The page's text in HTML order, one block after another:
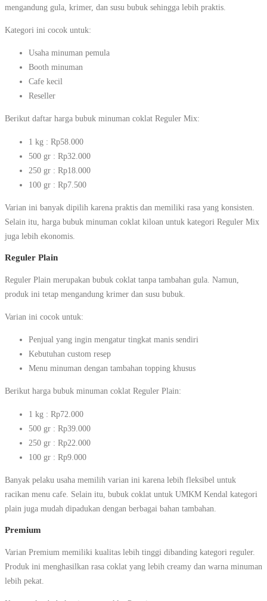
mengandung gula, krimer, dan susu bubuk sehingga lebih praktis.
Kategori ini cocok untuk:
Usaha minuman pemula
Booth minuman
Cafe kecil
Reseller
Berikut daftar harga bubuk minuman coklat Reguler Mix:
1 kg : Rp58.000
500 gr : Rp32.000
250 gr : Rp18.000
100 gr : Rp7.500
Varian ini banyak dipilih karena praktis dan memiliki rasa yang konsisten.
Selain itu, harga bubuk minuman coklat kiloan untuk kategori Reguler Mix
juga lebih ekonomis.
Reguler Plain
Reguler Plain merupakan bubuk coklat tanpa tambahan gula. Namun,
produk ini tetap mengandung krimer dan susu bubuk.
Varian ini cocok untuk:
Penjual yang ingin mengatur tingkat manis sendiri
Kebutuhan custom resep
Menu minuman dengan tambahan topping khusus
Berikut harga bubuk minuman coklat Reguler Plain:
1 kg : Rp72.000
500 gr : Rp39.000
250 gr : Rp22.000
100 gr : Rp9.000
Banyak pelaku usaha memilih varian ini karena lebih fleksibel untuk
racikan menu cafe. Selain itu, bubuk coklat untuk UMKM Kendal kategori
plain juga mudah dipadukan dengan berbagai bahan tambahan.
Premium
Varian Premium memiliki kualitas lebih tinggi dibanding kategori reguler.
Produk ini menghasilkan rasa coklat yang lebih creamy dan warna minuman
lebih pekat.